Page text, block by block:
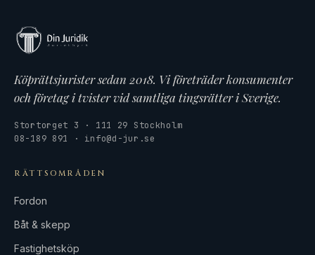
Köprättsjurister sedan 2018. Vi företräder konsumenter
och företag i tvister vid samtliga tingsrätter i Sverige.
Stortorget 3 · 111 29 Stockholm
08-189 891 · info@d-jur.se
RÄTTSOMRÅDEN
Fordon
Båt & skepp
Fastighetsköp